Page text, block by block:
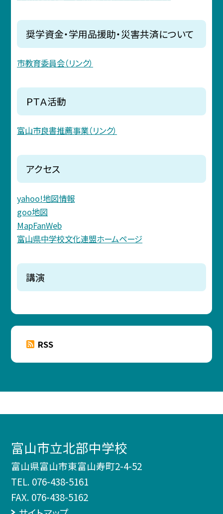
奨学資金・学用品援助・災害共済について
市教育委員会（リンク）
ＰＴＡ活動
富山市良書推薦事業（リンク）
アクセス
yahoo!地図情報
goo地図
MapFanWeb
富山県中学校文化連盟ホームページ
講演
RSS
富山市立北部中学校
富山県富山市東富山寿町2-4-52
TEL. 076-438-5161
FAX. 076-438-5162